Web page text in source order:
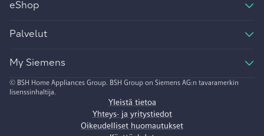
eShop
Palvelut
My Siemens
© BSH Home Appliances Group. BSH Group on Siemens AG:n tavaramerkin
lisenssinhaltija.
Yleistä tietoa
Yhteys- ja yritystiedot
Oikeudelliset huomautukset